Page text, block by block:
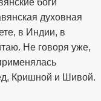
духовная
в Индии, в
Не говоря уже,
Кришной и Шивой.